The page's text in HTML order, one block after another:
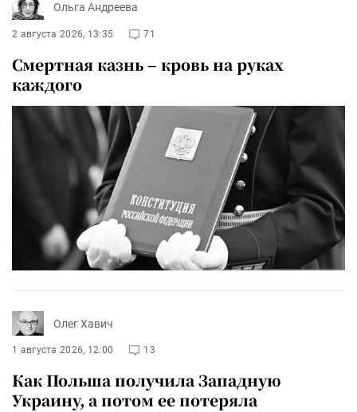
Ольга Андреева
2 августа 2026, 13:35 71
Смертная казнь – кровь на руках
каждого
Олег Хавич
1 августа 2026, 12:00 13
Как Польша получила Западную
Украину, а потом ее потеряла